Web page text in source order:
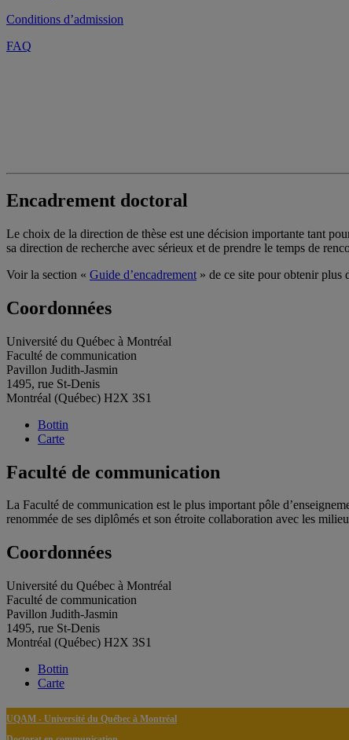
Conditions d’admission
FAQ
Encadrement doctoral
Le choix de la direction de thèse est une décision importante tant
sa direction de recherche avec sérieux et de prendre le temps de
Voir la section « Guide d’encadrement » de ce site pour obtenir plus
Coordonnées
Université du Québec à Montréal
Faculté de communication
Pavillon Judith-Jasmin
1495, rue St-Denis
Montréal (Québec) H2X 3S1
Bottin
Carte
Faculté de communication
La Faculté de communication est le plus important pôle
renommée de ses diplômés et son étroite collaboration avec les
Coordonnées
Université du Québec à Montréal
Faculté de communication
Pavillon Judith-Jasmin
1495, rue St-Denis
Montréal (Québec) H2X 3S1
Bottin
Carte
UQAM - Université du Québec à Montréal